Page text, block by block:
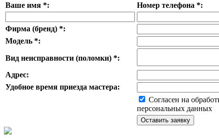
Ваше имя *: Номер телефона *:
Фирма (бренд) *:
Модель *:
Вид неисправности (поломки) *:
Адрес:
Удобное время приезда мастера:
Согласен на
персональных данных